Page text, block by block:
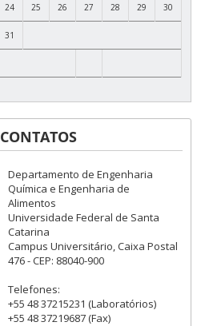
24 25 26 27 28 29 30
31
CONTATOS
Departamento de Engenharia
Química e Engenharia de
Alimentos
Universidade Federal de Santa
Catarina
Campus Universitário, Caixa Postal
476 - CEP: 88040-900
Telefones:
+55 48 37215231 (Laboratórios)
+55 48 37219687 (Fax)